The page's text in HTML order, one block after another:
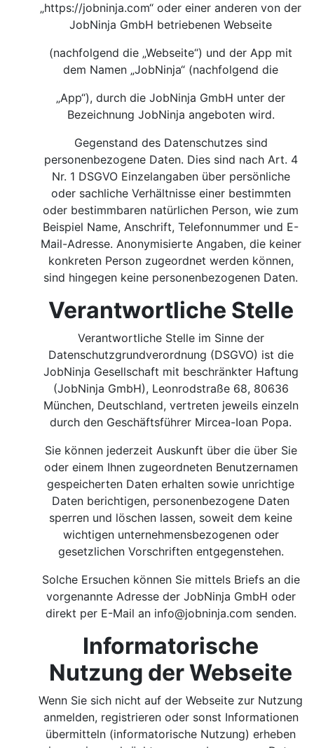
„https://jobninja.com“ oder einer anderen von der
JobNinja GmbH betriebenen Webseite
(nachfolgend die „Webseite“) und der App mit
dem Namen „JobNinja“ (nachfolgend die
„App“), durch die JobNinja GmbH unter der
Bezeichnung JobNinja angeboten wird.
Gegenstand des Datenschutzes sind
personenbezogene Daten. Dies sind nach Art. 4
Nr. 1 DSGVO Einzelangaben über persönliche
oder sachliche Verhältnisse einer bestimmten
oder bestimmbaren natürlichen Person, wie zum
Beispiel Name, Anschrift, Telefonnummer und E-
Mail-Adresse. Anonymisierte Angaben, die keiner
konkreten Person zugeordnet werden können,
sind hingegen keine personenbezogenen Daten.
Verantwortliche Stelle
Verantwortliche Stelle im Sinne der
Datenschutzgrundverordnung (DSGVO) ist die
JobNinja Gesellschaft mit beschränkter Haftung
(JobNinja GmbH), Leonrodstraße 68, 80636
München, Deutschland, vertreten jeweils einzeln
durch den Geschäftsführer Mircea-Ioan Popa.
Sie können jederzeit Auskunft über die über Sie
oder einem Ihnen zugeordneten Benutzernamen
gespeicherten Daten erhalten sowie unrichtige
Daten berichtigen, personenbezogene Daten
sperren und löschen lassen, soweit dem keine
wichtigen unternehmensbezogenen oder
gesetzlichen Vorschriften entgegenstehen.
Solche Ersuchen können Sie mittels Briefs an die
vorgenannte Adresse der JobNinja GmbH oder
direkt per E-Mail an info@jobninja.com senden.
Informatorische
Nutzung der Webseite
Wenn Sie sich nicht auf der Webseite zur Nutzung
anmelden, registrieren oder sonst Informationen
übermitteln (informatorische Nutzung) erheben